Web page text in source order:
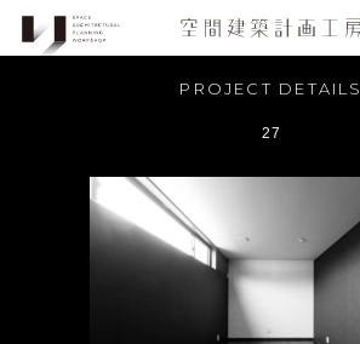
PROJECT DETAILS
27